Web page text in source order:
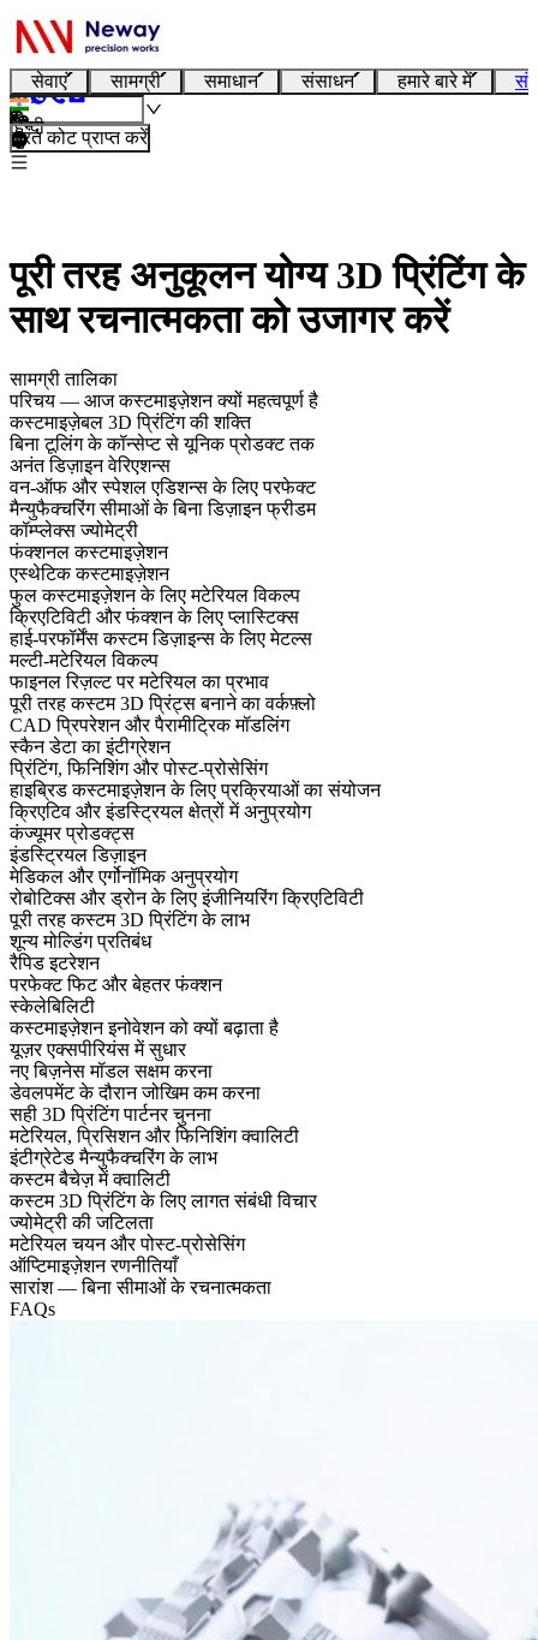
सेवाएं सामग्री समाधान संसाधन हमारे बारे में
हिन्दी
तुरंत कोट प्राप्त करें
पूरी तरह अनुकूलन योग्य 3D प्रिंटिंग के
साथ रचनात्मकता को उजागर करें
सामग्री तालिका
परिचय — आज कस्टमाइज़ेशन क्यों महत्वपूर्ण है
कस्टमाइज़ेबल 3D प्रिंटिंग की शक्ति
बिना टूलिंग के कॉन्सेप्ट से यूनिक प्रोडक्ट तक
अनंत डिज़ाइन वेरिएशन्स
वन-ऑफ और स्पेशल एडिशन्स के लिए परफेक्ट
मैन्युफैक्चरिंग सीमाओं के बिना डिज़ाइन फ्रीडम
कॉम्प्लेक्स ज्योमेट्री
फंक्शनल कस्टमाइज़ेशन
एस्थेटिक कस्टमाइज़ेशन
फुल कस्टमाइज़ेशन के लिए मटेरियल विकल्प
क्रिएटिविटी और फंक्शन के लिए प्लास्टिक्स
हाई-परफॉर्मेंस कस्टम डिज़ाइन्स के लिए मेटल्स
मल्टी-मटेरियल विकल्प
फाइनल रिज़ल्ट पर मटेरियल का प्रभाव
पूरी तरह कस्टम 3D प्रिंट्स बनाने का वर्कफ़्लो
CAD प्रिपरेशन और पैरामीट्रिक मॉडलिंग
स्कैन डेटा का इंटीग्रेशन
प्रिंटिंग, फिनिशिंग और पोस्ट-प्रोसेसिंग
हाइब्रिड कस्टमाइज़ेशन के लिए प्रक्रियाओं का संयोजन
क्रिएटिव और इंडस्ट्रियल क्षेत्रों में अनुप्रयोग
कंज्यूमर प्रोडक्ट्स
इंडस्ट्रियल डिज़ाइन
मेडिकल और एर्गोनॉमिक अनुप्रयोग
रोबोटिक्स और ड्रोन के लिए इंजीनियरिंग क्रिएटिविटी
पूरी तरह कस्टम 3D प्रिंटिंग के लाभ
शून्य मोल्डिंग प्रतिबंध
रैपिड इटरेशन
परफेक्ट फिट और बेहतर फंक्शन
स्केलेबिलिटी
कस्टमाइज़ेशन इनोवेशन को क्यों बढ़ाता है
यूज़र एक्सपीरियंस में सुधार
नए बिज़नेस मॉडल सक्षम करना
डेवलपमेंट के दौरान जोखिम कम करना
सही 3D प्रिंटिंग पार्टनर चुनना
मटेरियल, प्रिसिशन और फिनिशिंग क्वालिटी
इंटीग्रेटेड मैन्युफैक्चरिंग के लाभ
कस्टम बैचेज़ में क्वालिटी
कस्टम 3D प्रिंटिंग के लिए लागत संबंधी विचार
ज्योमेट्री की जटिलता
मटेरियल चयन और पोस्ट-प्रोसेसिंग
ऑप्टिमाइज़ेशन रणनीतियाँ
सारांश — बिना सीमाओं के रचनात्मकता
FAQs